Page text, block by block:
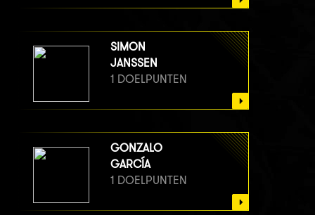
SIMON
JANSSEN
1 DOELPUNTEN
GONZALO
GARCÍA
1 DOELPUNTEN